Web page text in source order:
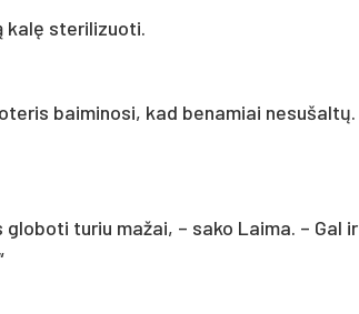
kalę sterilizuoti.
baiminosi, kad benamiai nesušaltų.
turiu mažai, – sako Laima. – Gal ir